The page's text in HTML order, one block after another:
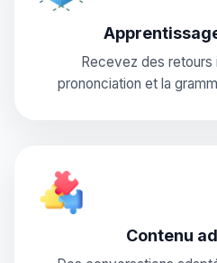
Recevez des retours
prononciation et la
Contenu